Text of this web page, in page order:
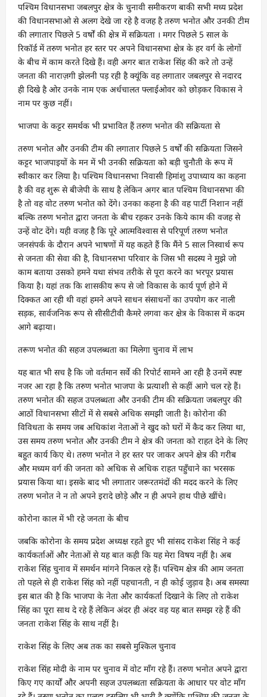
पश्चिम विधानसभा जबलपुर क्षेत्र के चुनावी समीकरण बाकी सभी मध्य प्रदेश
की विधानसभाओ से अलग देखे जा रहे है वजह है तरुण भनोत और उनकी टीम
की लगातार पिछले 5 वर्षों की क्षेत्र में सक्रियता । मगर पिछले 5 साल के
रिकॉर्ड में तरुण भनोत हर स्तर पर अपने विधानसभा क्षेत्र के हर वर्ग के लोगों
के बीच में काम करते दिखे हैं। वही अगर बात राकेश सिंह की करे तो उन्हें
जनता की नाराज़गी झेलनी पड़ रही है क्यूंकि वह लगातार जबलपुर से नदारद
ही दिखे है ओर उनके नाम एक अर्धचालत फ्लाईओवर को छोड़कर विकास ने
नाम पर कुछ नहीं।
भाजपा के कट्टर समर्थक भी प्रभावित हैं तरुण भनोत की सक्रियता से
तरुण भनोत और उनकी टीम की लगातार पिछले 5 वर्षों की सक्रियता जिसने
कट्टर भाजपाइयों के मन में भी उनकी सक्रियता को बड़ी चुनौती के रूप में
स्वीकार कर लिया है। पश्चिम विधानसभा निवासी हिमांशु उपाध्याय का कहना
है की वह शुरू से बीजेपी के साथ है लेकिन अगर बात पश्चिम विधानसभा की
है तो वह वोट तरुण भनोत को देंगे। उनका कहना है की वह पार्टी निशान नहीं
बल्कि तरुण भनोत द्वारा जनता के बीच रहकर उनके किये काम की वजह से
उन्हें वोट देंगे। यही वजह है कि पूरे आत्मविश्वास से परिपूर्ण तरुण भनोत
जनसंपर्क के दौरान अपने भाषणों में यह कहते हैं कि मैंने 5 साल निस्वार्थ रूप
से जनता की सेवा की है, विधानसभा परिवार के जिस भी सदस्य ने मुझे जो
काम बताया उसको हमने यथा संभव तरीके से पूरा करने का भरपूर प्रयास
किया है। यहां तक कि शासकीय रूप से जो विकास के कार्य पूर्ण होने में
दिक्कत आ रही थी वहां हमने अपने साधन संसाधनों का उपयोग कर नाली
सड़क, सार्वजनिक रूप से सीसीटीवी कैमरे लगवा कर क्षेत्र के विकास में कदम
आगे बढ़ाया।
तरूण भनोत की सहज उपलब्धता का मिलेगा चुनाव में लाभ
यह बात भी सच है कि जो वर्तमान सर्वे की रिपोर्ट सामने आ रही है उनमें स्पष्ट
नजर आ रहा है कि तरुण भनोत भाजपा के प्रत्याशी से कहीं आगे चल रहे हैं।
तरुण भनोत की सहज उपलब्धता और उनकी टीम की सक्रियता जबलपुर की
आठों विधानसभा सीटों में से सबसे अधिक समझी जाती है। कोरोना की
विविधता के समय जब अधिकांश नेताओं ने खुद को घरों में कैद कर लिया था,
उस समय तरुण भनोत और उनकी टीम ने क्षेत्र की जनता को राहत देने के लिए
बहुत कार्य किए थे। तरुण भनोत ने हर स्तर पर जाकर अपने क्षेत्र की गरीब
और मध्यम वर्ग की जनता को अधिक से अधिक राहत पहुँचाने का भरसक
प्रयास किया था। इसके बाद भी लगातार जरूरतमंदों की मदद करने के लिए
तरुण भनोत ने न तो अपने इरादे छोड़े और न ही अपने हाथ पीछे खींचे।
कोरोना काल में भी रहे जनता के बीच
जबकि कोरोना के समय प्रदेश अध्यक्ष रहते हुए भी सांसद राकेश सिंह ने कई
कार्यकर्ताओं और नेताओं से यह बात कही कि यह मेरा विषय नहीं है। अब
राकेश सिंह चुनाव में समर्थन मांगने निकल रहे हैं। पश्चिम क्षेत्र की आम जनता
तो पहले से ही राकेश सिंह को नहीं पहचानती, न ही कोई जुड़ाव है। अब समस्या
इस बात की है कि भाजपा के नेता और कार्यकर्ता दिखाने के लिए तो राकेश
सिंह का पूरा साथ दे रहे हैं लेकिन अंदर ही अंदर वह यह बात समझ रहे हैं की
जनता राकेश सिंह के साथ नहीं है।
राकेश सिंह के लिए अब तक का सबसे मुश्किल चुनाव
राकेश सिंह मोदी के नाम पर चुनाव में वोट माँग रहे हैं। तरुण भनोत अपने द्वारा
किए गए कार्यों और अपनी सहज उपलब्धता सक्रियता के आधार पर वोट माँग